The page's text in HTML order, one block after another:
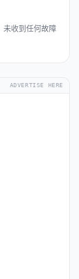
未收到任何故障
ADVERTISE HERE